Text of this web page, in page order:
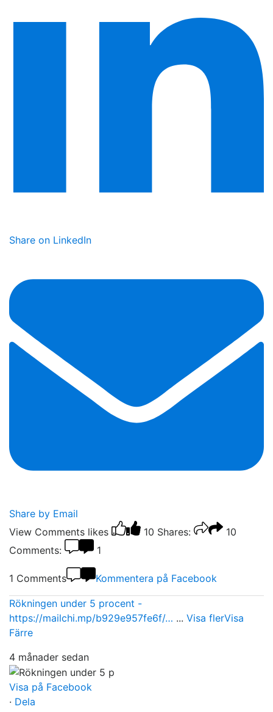
Share on LinkedIn
Share by Email
View Comments likes 10 Shares:
10
Comments:
1
1 Comments Kommentera på Facebook
Rökningen under 5 procent -
https://mailchi.mp/b929e957fe6f/… ... Visa flerVisa
Färre
4 månader sedan
Visa på Facebook
· Dela